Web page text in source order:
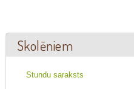
Skolēniem
Stundu saraksts